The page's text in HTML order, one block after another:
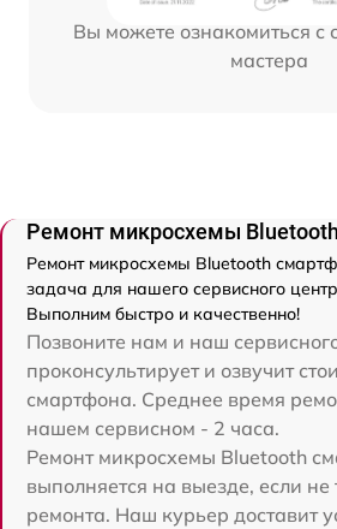
Вы можете ознакомиться с
мастера
Ремонт микросхемы
Ремонт микросхемы Bluetooth
задача для нашего сервисного
Выполним быстро и качественно!
Позвоните нам и наш
проконсультирует и озвучит
смартфона. Среднее время
нашем сервисном - 2 часа.
Ремонт микросхемы Bluetooth
выполняется на выезде, если не
ремонта. Наш курьер доставит